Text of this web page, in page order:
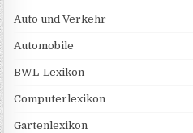
Auto und Verkehr
Automobile
BWL-Lexikon
Computerlexikon
Gartenlexikon